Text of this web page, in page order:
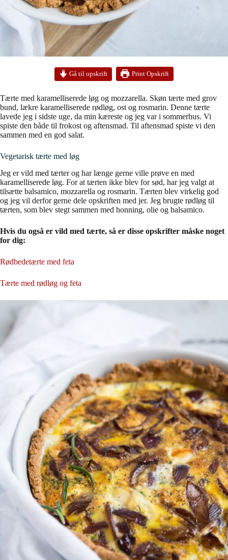
Gå til opskrift Print Opskrift
Tærte med karamelliserede løg og mozzarella. Skøn tærte med grov
bund, lækre karamelliserede rødløg, ost og rosmarin. Denne tærte
lavede jeg i sidste uge, da min kæreste og jeg var i sommerhus. Vi
spiste den både til frokost og aftensmad. Til aftensmad spiste vi den
sammen med en god salat.
Vegetarisk tærte med løg
Jeg er vild med tærter og har længe gerne ville prøve en med
karamelliserede løg. For at tærten ikke blev for sød, har jeg valgt at
tilsætte balsamico, mozzarella og rosmarin. Tærten blev virkelig god
og jeg vil derfor gerne dele opskriften med jer. Jeg brugte rødløg til
tærten, som blev stegt sammen med honning, olie og balsamico.
Hvis du også er vild med tærte, så er disse opskrifter måske noget
for dig:
Rødbedetærte med feta
Tærte med rødløg og feta